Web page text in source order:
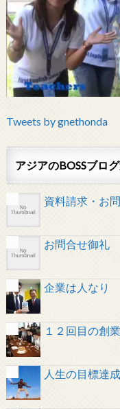
Tweets by gnethonda
アジアのBOSSブロ
資料請求・お
お問合せ御礼
企業は人なり
１２回目の創
人生の目標達成